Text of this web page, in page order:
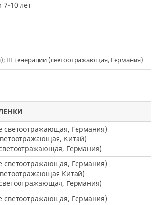
7-10 лет
III генерации (светоотражающая, Германия)
светоотражающая, Германия)
Китай)
Германия)
светоотражающая, Германия)
Китай)
Германия)
светоотражающая, Германия)